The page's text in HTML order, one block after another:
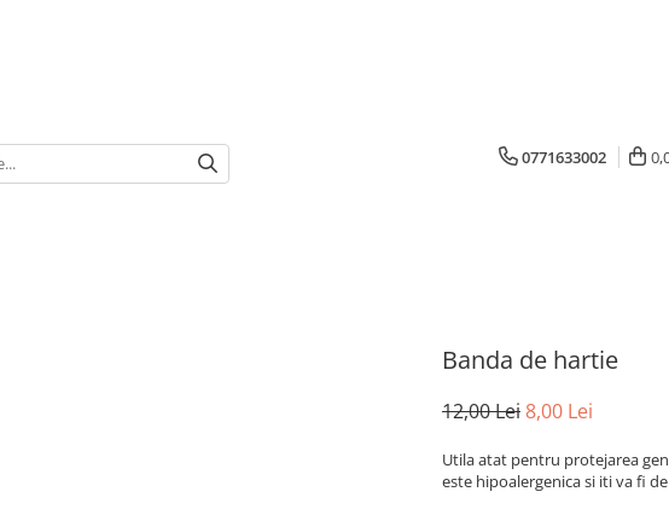
0771633002
Banda de hartie
12,00 Lei8,00 Lei
Utila atat pentru protejarea
este hipoalergenica si iti va fi